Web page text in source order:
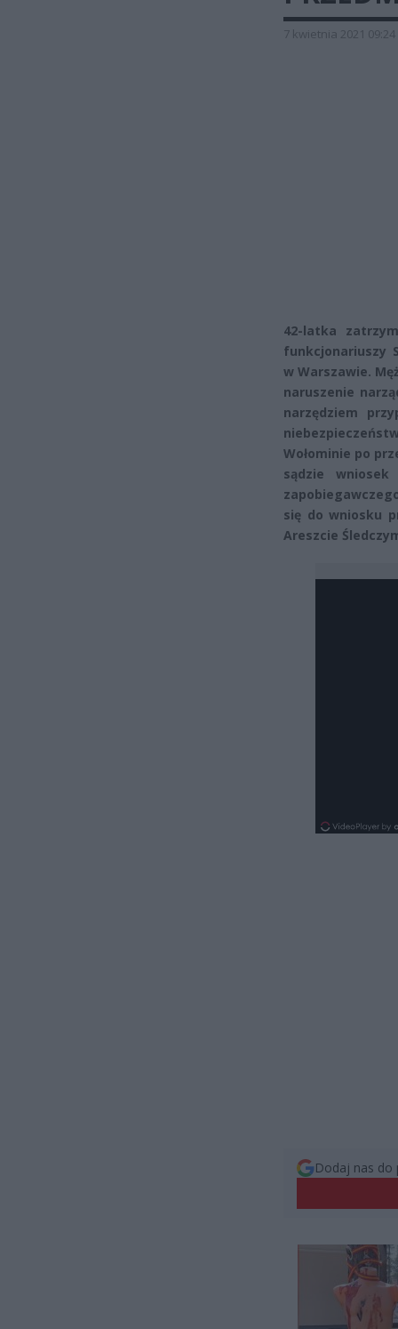
7 kwietnia 2021 09:24
42-latka
funkcjonariuszy
w Warszawie.
naruszenie
narzędziem
Wołominie po
sądzie
się do wniosku
Areszcie
Dodaj nas do